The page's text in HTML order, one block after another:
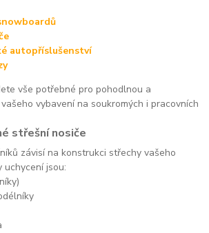
autopříslušenství
vše potřebné pro pohodlnou a
vybavení na soukromých i pracovních
střešní nosiče
závisí na konstrukci střechy vašeho
uchycení jsou: